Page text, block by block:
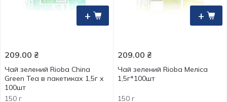
+
209.00 ₴
Чай зелений Rioba China
Green Tea в пакетиках 1,5г х
100шт
150 г
+
209.00 ₴
Чай зелений Rioba Меліса
1,5г*100шт
150 г